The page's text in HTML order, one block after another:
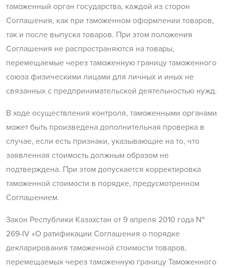
таможенный орган государства, каждой из сторон
Соглашения, как при таможенном оформлении товаров,
так и после выпуска товаров. При этом положения
Соглашения не распространяются на товары,
перемещаемые через таможенную границу таможенного
союза физическими лицами для личных и иных не
связанных с предпринимательской деятельностью нужд.
В ходе осуществления контроля, таможенными органами
может быть произведена дополнительная проверка в
случае, если есть признаки, указывающие на то, что
заявленная стоимость должным образом не
подтверждена. При этом допускается корректировка
таможенной стоимости в порядке, предусмотренном
Соглашением.
Закон Республики Казахстан от 9 апреля 2010 года №
269-IV «О ратификации Соглашения о порядке
декларирования таможенной стоимости товаров,
перемещаемых через таможенную границу Таможенного